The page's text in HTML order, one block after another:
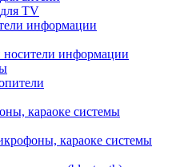
TV
информации
носители информации
караоке системы
караоке системы